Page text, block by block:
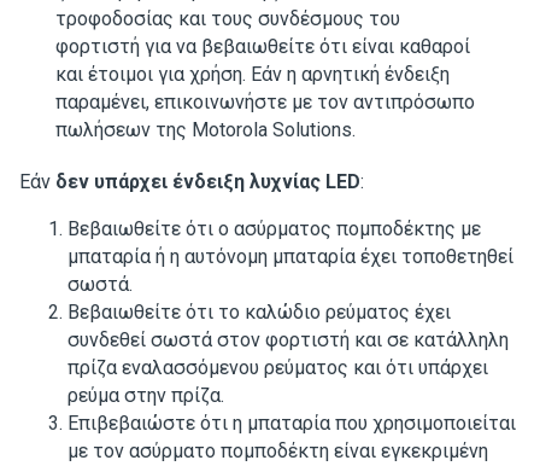
τροφοδοσίας και τους συνδέσμους του
φορτιστή για να βεβαιωθείτε ότι είναι καθαροί
και έτοιμοι για χρήση. Εάν η αρνητική ένδειξη
παραμένει, επικοινωνήστε με τον αντιπρόσωπο
πωλήσεων της Motorola Solutions.
Εάν δεν υπάρχει ένδειξη λυχνίας LED:
Βεβαιωθείτε ότι ο ασύρματος πομποδέκτης με
μπαταρία ή η αυτόνομη μπαταρία έχει τοποθετηθεί
σωστά.
Βεβαιωθείτε ότι το καλώδιο ρεύματος έχει
συνδεθεί σωστά στον φορτιστή και σε κατάλληλη
πρίζα εναλασσόμενου ρεύματος και ότι υπάρχει
ρεύμα στην πρίζα.
Επιβεβαιώστε ότι η μπαταρία που χρησιμοποιείται
με τον ασύρματο πομποδέκτη είναι εγκεκριμένη